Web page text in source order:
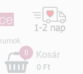
0
0 Ft
Kosár